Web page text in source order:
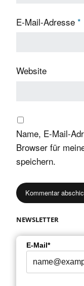
E-Mail-Adresse *
Website
Name, E-Mail-
Browser für
speichern.
NEWSLETTER
E-Mail*